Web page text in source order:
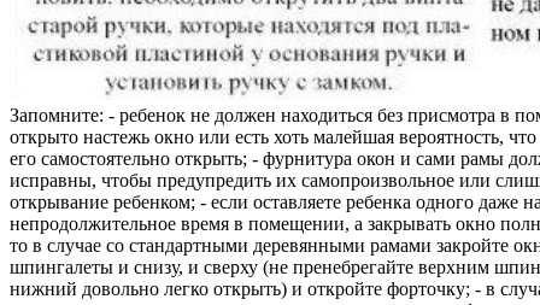
Запомните: - ребенок не должен находиться без присмотра в
открыто настежь окно или есть хоть малейшая вероятность,
его самостоятельно открыть; - фурнитура окон и сами рамы
исправны, чтобы предупредить их самопроизвольное или
открывание ребенком; - если оставляете ребенка одного даже
непродолжительное время в помещении, а закрывать окно
то в случае со стандартными деревянными рамами закройте
шпингалеты и снизу, и сверху (не пренебрегайте верхним
нижний довольно легко открыть) и откройте форточку; - в